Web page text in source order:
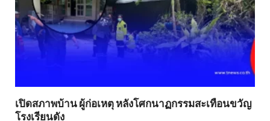
เปิดสภาพบ้าน ผู้ก่อเหตุ หลังโศกนาฏกรรมสะเทือนขวัญ
โรงเรียนดัง